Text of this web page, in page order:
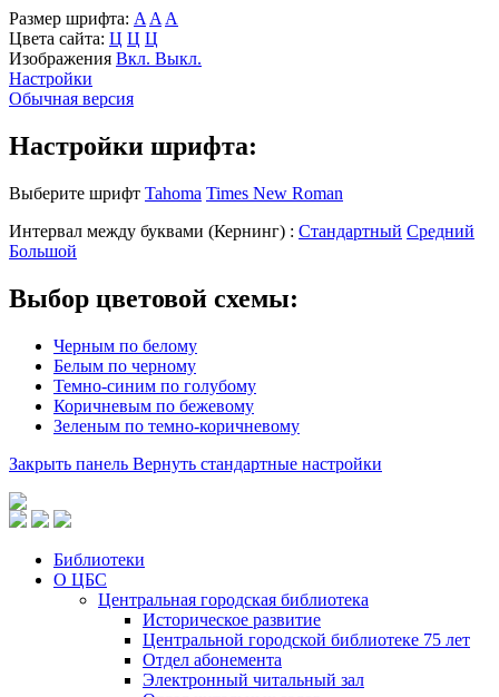
Размер шрифта: A A A
Цвета сайта: Ц Ц Ц
Изображения Вкл. Выкл.
Настройки
Обычная версия
Настройки шрифта:
Выберите шрифт Tahoma Times New Roman
Интервал между буквами (Кернинг) : Стандартный Средний
Большой
Выбор цветовой схемы:
Черным по белому
Белым по черному
Темно-синим по голубому
Коричневым по бежевому
Зеленым по темно-коричневому
Закрыть панель Вернуть стандартные настройки
Библиотеки
О ЦБС
Центральная городская библиотека
Историческое развитие
Центральной городской библиотеке 75 лет
Отдел абонемента
Электронный читальный зал